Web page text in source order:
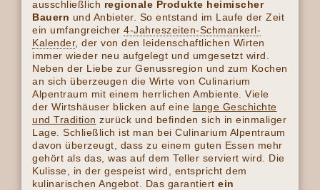
ausschließlich regionale Produkte heimischer
Bauern und Anbieter. So entstand im Laufe der Zeit
ein umfangreicher 4-Jahreszeiten-Schmankerl-
Kalender, der von den leidenschaftlichen Wirten
immer wieder neu aufgelegt und umgesetzt wird.
Neben der Liebe zur Genussregion und zum Kochen
an sich überzeugen die Wirte von Culinarium
Alpentraum mit einem herrlichen Ambiente. Viele
der Wirtshäuser blicken auf eine lange Geschichte
und Tradition zurück und befinden sich in einmaliger
Lage. Schließlich ist man bei Culinarium Alpentraum
davon überzeugt, dass zu einem guten Essen mehr
gehört als das, was auf dem Teller serviert wird. Die
Kulisse, in der gespeist wird, entspricht dem
kulinarischen Angebot. Das garantiert ein